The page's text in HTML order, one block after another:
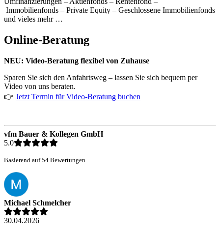
Immobilienfonds – Private Equity – Geschlossene Immobilienfonds
und vieles mehr …
Online-Beratung
NEU: Video-Beratung flexibel von Zuhause
Sparen Sie sich den Anfahrtsweg – lassen Sie sich bequem per
Video von uns beraten.
👉 Jetzt Termin für Video-Beratung buchen
vfm Bauer & Kollegen GmbH
5.0
Basierend auf 54 Bewertungen
Michael Schmelcher
30.04.2026